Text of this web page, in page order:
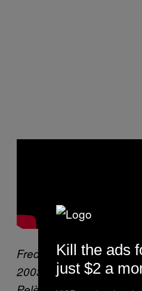
Freddy Adu, eroe di
2003/04, sfida a una
Kill the ads
just $2 a